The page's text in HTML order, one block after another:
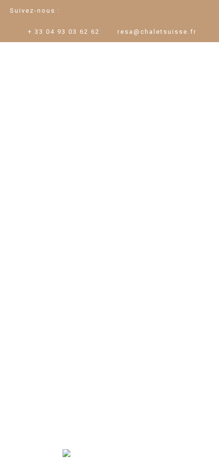
Suivez-nous :
+ 33 04 93 03 62 62 resa@chaletsuisse.fr